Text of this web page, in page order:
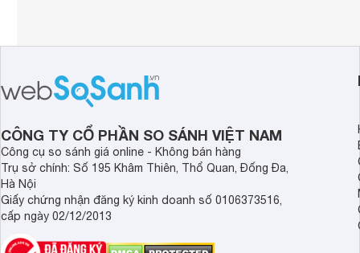
CÔNG TY CỔ PHẦN SO SÁNH VIỆT NAM
Công cụ so sánh giá online - Không bán hàng
Trụ sở chính: Số 195 Khâm Thiên, Thổ Quan, Đống Đa,
Hà Nội
Giấy chứng nhận đăng ký kinh doanh số 0106373516,
cấp ngày 02/12/2013